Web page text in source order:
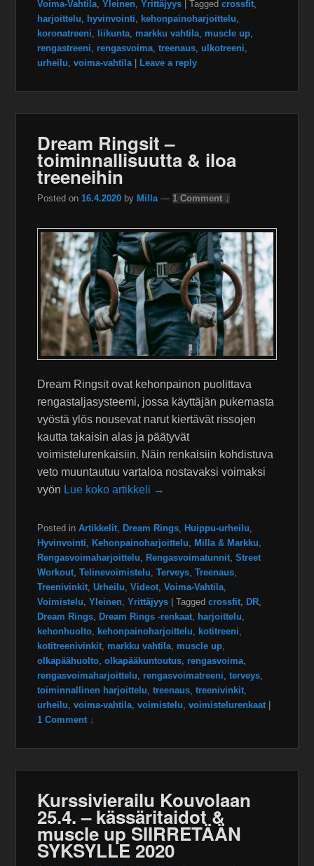
Voima-Vahtila,Yleinen,Yrittäjyys |Tagged crossfit,
harjoittelu, hyvinvointi, kehonpainoharjoittelu,
koronatreeni, liikunta, markku vahtila, muscle up,
rengastreeni, rengasvoima,treenaus,ulkotreeni,
urheilu,voima-vahtila Leave a reply
Dream Ringsit –
toiminnallisuutta & iloa
treeneihin
Posted on16.4.2020 by Milla — 1 Comment ↓
Dream Ringsit ovat kehonpainon puolittava
rengastaljasysteemi, jossa käyttäjän pukemasta
vyöstä ylös nousevat narut kiertävät rissojen
kautta takaisin alas ja päätyvät
voimistelurenkaisiin. Näin renkaisiin kohdistuva
veto muuntautuu vartaloa nostavaksi voimaksi
vyön Lue koko artikkeli →
Posted in Artikkelit, Dream Rings, Huippu-urheilu,
Hyvinvointi, Kehonpainoharjoittelu, Milla & Markku,
Rengasvoimaharjoittelu, Rengasvoimatunnit,Street
Workout,Telinevoimistelu,Terveys,Treenaus,
Treenivinkit,Urheilu,Videot,Voima-Vahtila,
Voimistelu,Yleinen,Yrittäjyys |Tagged crossfit, DR,
Dream Rings, Dream Rings -renkaat, harjoittelu,
kehonhuolto, kehonpainoharjoittelu, kotitreeni,
kotitreenivinkit, markku vahtila, muscle up,
olkapäähuolto,olkapääkuntoutus, rengasvoima,
rengasvoimaharjoittelu, rengasvoimatreeni,terveys,
toiminnallinen harjoittelu,treenaus,treenivinkit,
urheilu,voima-vahtila,voimistelu,voimistelurenkaat
1 Comment ↓
Kurssivierailu Kouvolaan
25.4. – kässäritaidot &
muscle up SIIRRETÄÄN
SYKSYLLE 2020